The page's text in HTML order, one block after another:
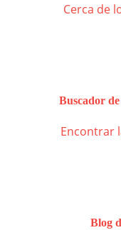
Cerca de
Buscador
Encontrar
Blog